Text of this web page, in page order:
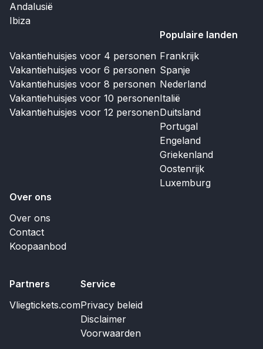
Andalusië
Ibiza
Vakantiehuisjes voor 4 personen
Vakantiehuisjes voor 6 personen
Vakantiehuisjes voor 8 personen
Vakantiehuisjes voor 10 personen
Vakantiehuisjes voor 12 personen
Populaire landen
Frankrijk
Spanje
Nederland
Italië
Duitsland
Portugal
Engeland
Griekenland
Oostenrijk
Luxemburg
Over ons
Over ons
Contact
Koopaanbod
Partners
Vliegtickets.com
Service
Privacy beleid
Disclaimer
Voorwaarden